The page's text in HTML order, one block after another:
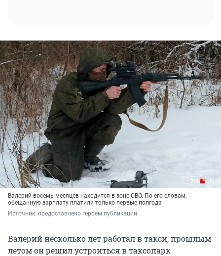
Валерий восемь месяцев находится в зоне СВО. По его словам,
обещанную зарплату платили только первые полгода
Источник: предоставлено героем публикации
Валерий несколько лет работал в такси, прошлым
летом он решил устроиться в таксопарк